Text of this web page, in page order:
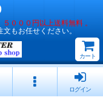
５０００円以上送料無料 。
もお任せください。
カート
ログイン